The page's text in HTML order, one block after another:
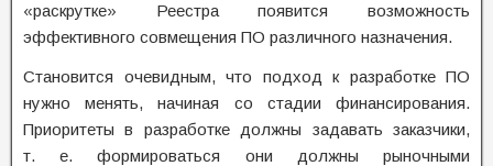
«раскрутке» Реестра появится возможность
эффективного совмещения ПО различного назначения.
Становится очевидным, что подход к разработке ПО
нужно менять, начиная со стадии финансирования.
Приоритеты в разработке должны задавать заказчики,
т. е. формироваться они должны рыночными